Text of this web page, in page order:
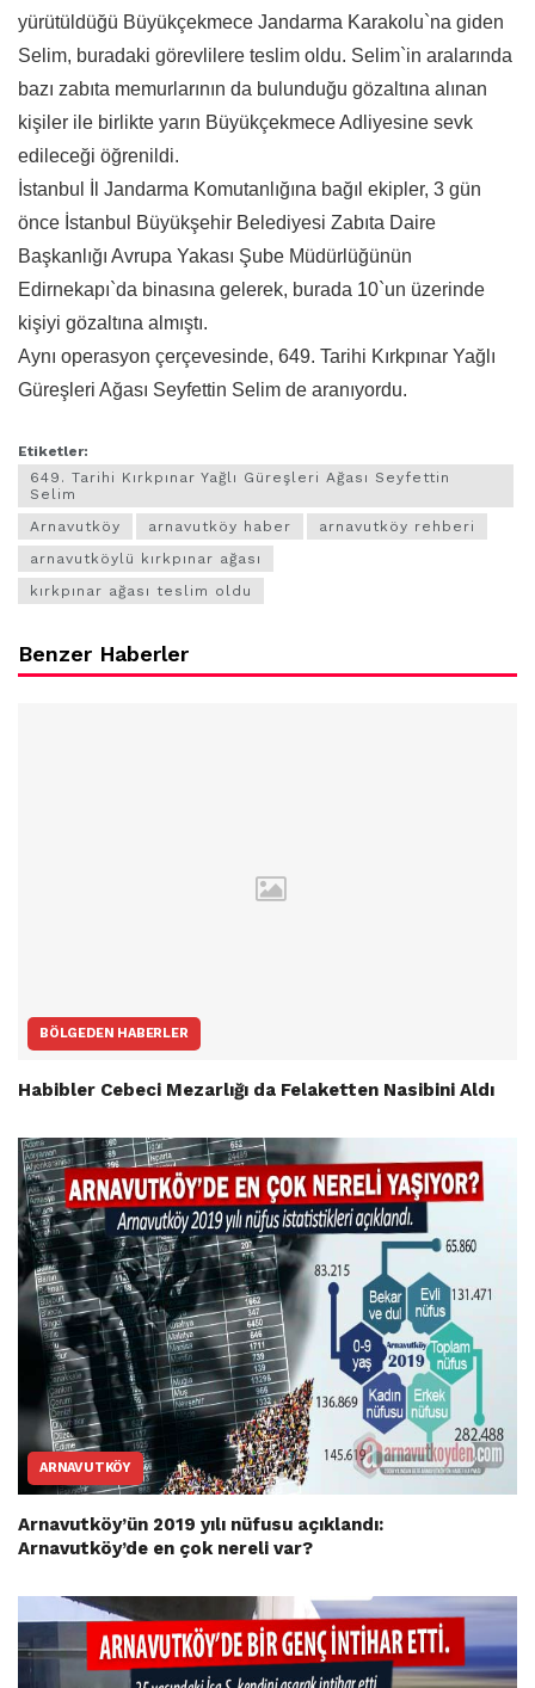
yürütüldüğü Büyükçekmece Jandarma Karakolu`na giden
Selim, buradaki görevlilere teslim oldu. Selim`in aralarında
bazı zabıta memurlarının da bulunduğu gözaltına alınan
kişiler ile birlikte yarın Büyükçekmece Adliyesine sevk
edileceği öğrenildi.
İstanbul İl Jandarma Komutanlığına bağıl ekipler, 3 gün
önce İstanbul Büyükşehir Belediyesi Zabıta Daire
Başkanlığı Avrupa Yakası Şube Müdürlüğünün
Edirnekapı`da binasına gelerek, burada 10`un üzerinde
kişiyi gözaltına almıştı.
Aynı operasyon çerçevesinde, 649. Tarihi Kırkpınar Yağlı
Güreşleri Ağası Seyfettin Selim de aranıyordu.
Etiketler:
649. Tarihi Kırkpınar Yağlı Güreşleri Ağası Seyfettin
Selim
Arnavutköy
arnavutköy haber
arnavutköy rehberi
arnavutköylü kırkpınar ağası
kırkpınar ağası teslim oldu
Benzer Haberler
BÖLGEDEN HABERLER
Habibler Cebeci Mezarlığı da Felaketten Nasibini Aldı
ARNAVUTKÖY
Arnavutköy’ün 2019 yılı nüfusu açıklandı:
Arnavutköy’de en çok nereli var?